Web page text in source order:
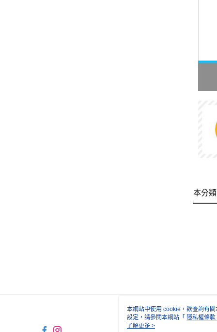
本分
本網站中使用 cookie，欲查詢有
設定，請參閱本網站「 隱私權條款
使用 cookie。
了解更多 >